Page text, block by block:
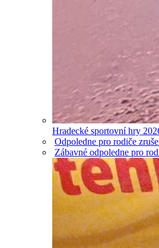
Hradecké sportovní hry
Odpoledne pro rodiče
Zábavné odpoledne pro